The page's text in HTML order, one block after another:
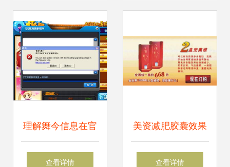
理解舞今信息在官
方更新中的应用与
查看详情
美资减肥胶囊效果
是真是假？购买前
查看详情